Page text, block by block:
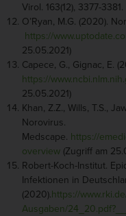
Virol. 163(12), 3377-3381.
O’Ryan, M.G. (2020).
https://
25.05.2021)
Capece, G., Gignac, E.
https://
25.05.2021)
Khan, Z.Z., Wills, T.S.,
Norovirus.
Medscape. https://
overview (Zugriff am
Robert-Koch-Institut.
Infektionen in
(2020).https://
Ausgaben/